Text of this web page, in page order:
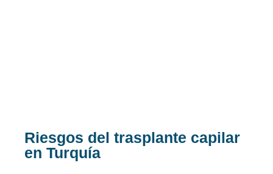
Riesgos del trasplante capilar
en Turquía